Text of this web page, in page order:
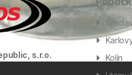
s.r.o.
Kolín